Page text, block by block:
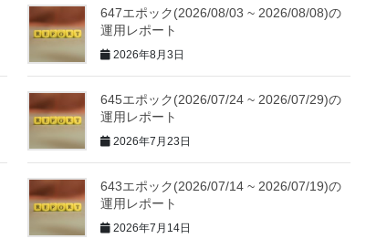
647エポック(2026/08/03 ~ 2026/08/08)の
運用レポート
2026年8月3日
645エポック(2026/07/24 ~ 2026/07/29)の
運用レポート
2026年7月23日
643エポック(2026/07/14 ~ 2026/07/19)の
運用レポート
2026年7月14日